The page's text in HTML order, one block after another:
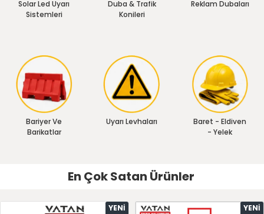
Solar Led Uyarı
Sistemleri
Duba & Trafik
Konileri
Reklam Dubaları
Bariyer Ve
Barikatlar
Uyarı Levhaları
Baret - Eldiven
- Yelek
En Çok Satan Ürünler
YENI YENI